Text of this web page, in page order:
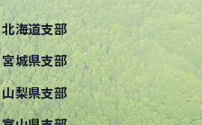
北海道支部
宮城県支部
山梨県支部